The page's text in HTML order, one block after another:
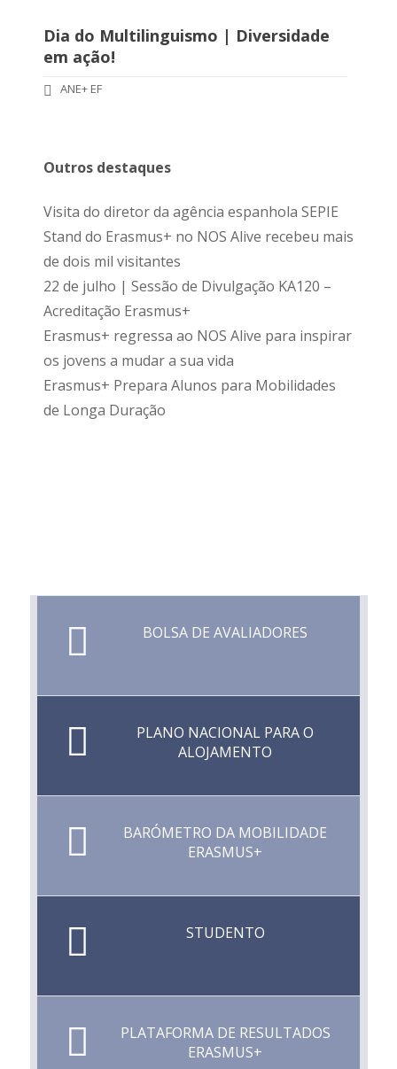
Dia do Multilinguismo | Diversidade
em ação!
ANE+ EF
Outros destaques
Visita do diretor da agência espanhola SEPIE
Stand do Erasmus+ no NOS Alive recebeu mais
de dois mil visitantes
22 de julho | Sessão de Divulgação KA120 –
Acreditação Erasmus+
Erasmus+ regressa ao NOS Alive para inspirar
os jovens a mudar a sua vida
Erasmus+ Prepara Alunos para Mobilidades
de Longa Duração
BOLSA DE AVALIADORES
PLANO NACIONAL PARA O
ALOJAMENTO
BARÓMETRO DA MOBILIDADE
ERASMUS+
STUDENTO
PLATAFORMA DE RESULTADOS
ERASMUS+